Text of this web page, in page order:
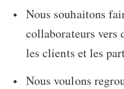
Nous souhaitons
collaborateurs vers
les clients et les
Nous voulons